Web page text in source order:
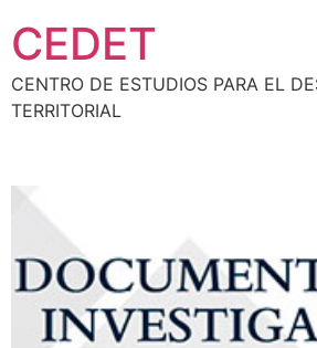
CEDET
CENTRO DE ESTUDIOS PARA EL
TERRITORIAL